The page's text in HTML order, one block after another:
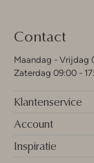
Contact
Maandag - Vrijdag
Zaterdag 09:00 -
Klantenservice
Account
Inspiratie